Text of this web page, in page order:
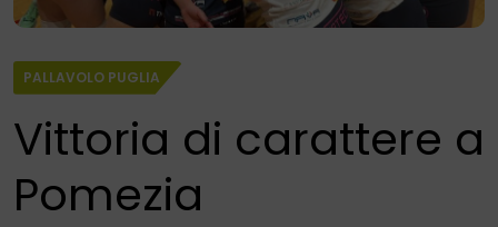
PALLAVOLO PUGLIA
Vittoria di carattere a
Pomezia